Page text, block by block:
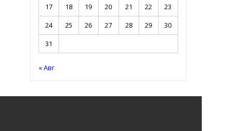
17
18 19 20 21 22
23
24
25 26 27 28 29
30
31
« Авг